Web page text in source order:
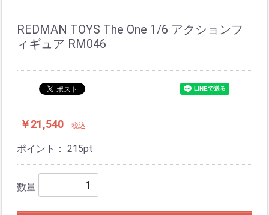
REDMAN TOYS The One 1/6 アクションフ
ィギュア RM046
￥21,540 税込
ポイント： 215pt
数量